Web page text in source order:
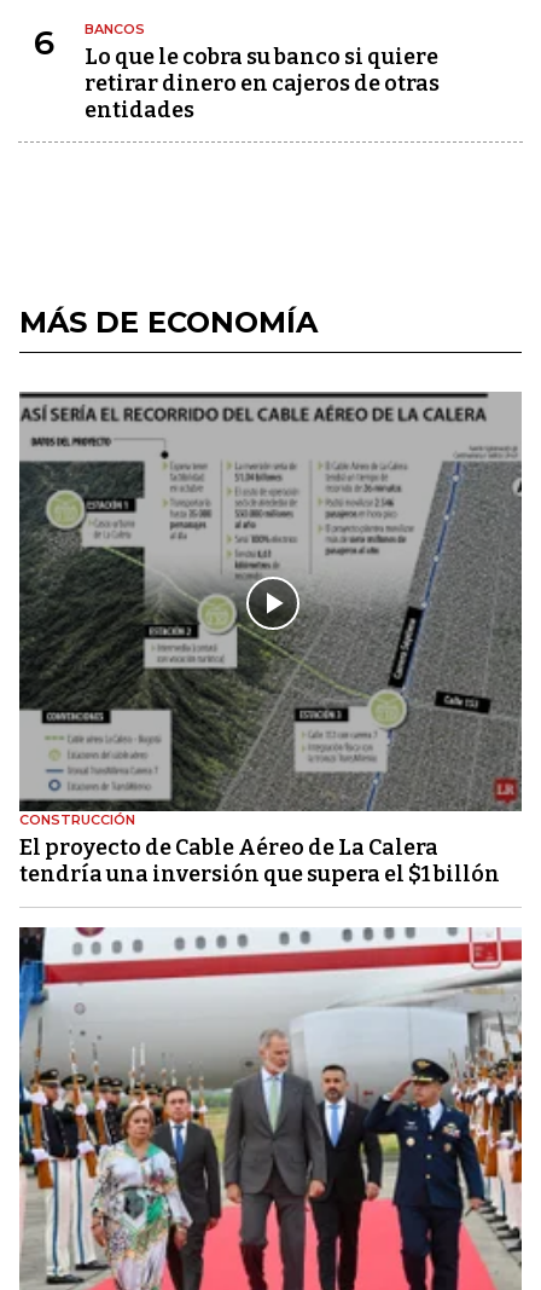
6 BANCOS
Lo que le cobra su banco si quiere
retirar dinero en cajeros de otras
entidades
MÁS DE ECONOMÍA
CONSTRUCCIÓN
El proyecto de Cable Aéreo de La Calera
tendría una inversión que supera el $1 billón